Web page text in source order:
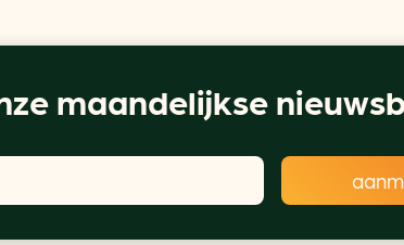
maandelijkse